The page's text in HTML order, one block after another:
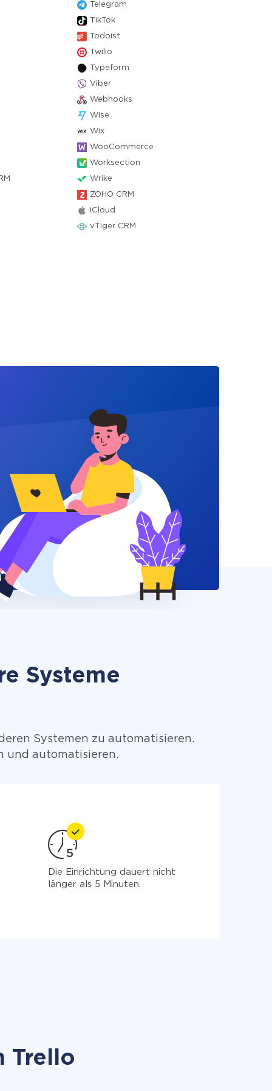
Telegram
TikTok
Todoist
Twilio
Typeform
Viber
Webhooks
Wise
Wix
WooCommerce
Worksection
Wrike
ZOHO CRM
iCloud
vTiger CRM
Systeme
Systemen zu automatisieren.
und automatisieren.
Die Einrichtung dauert nicht
länger als 5 Minuten.
Trello